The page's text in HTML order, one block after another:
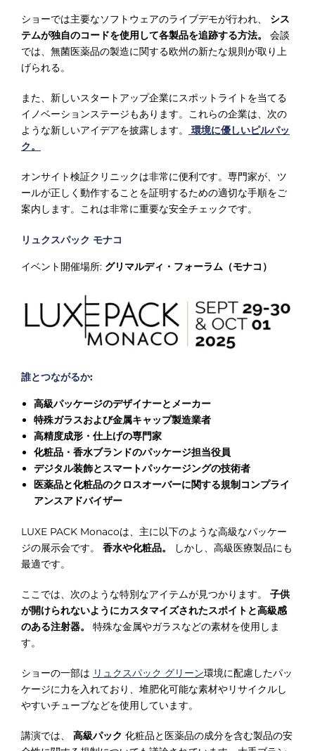
ショーでは主要なソフトウェアのライブデモが行われ、 シス
テムが独自のコードを使用して各製品を追跡する方法。
会談
では、無菌医薬品の製造に関する欧州の新たな規則が取り上
げられる。
また、新しいスタートアップ企業にスポットライトを当てる
イノベーションステージもあります。これらの企業は、次の
ような新しいアイデアを披露します。
環境に優しいピルパッ
ク。
オンサイト検証クリニックは非常に便利です。専門家が、ツ
ールが正しく動作することを証明するための適切な手順をご
案内します。これは非常に重要な安全チェックです。
リュクスパック モナコ
イベント開催場所: グリマルディ・フォーラム（モナコ）
誰とつながるか:
高級パッケージのデザイナーとメーカー
特殊ガラスおよび金属キャップ製造業者
高精度成形・仕上げの専門家
化粧品・香水ブランドのパッケージ担当役員
デジタル装飾とスマートパッケージングの技術者
医薬品と化粧品のクロスオーバーに関する規制コンプライ
アンスアドバイザー
LUXE PACK Monacoは、主に以下のような高級なパッケー
ジの展示会です。 香水や化粧品。
しかし、高級医療製品にも
最適です。
ここでは、次のような特別なアイテムが見つかります。 子供
が開けられないようにカスタマイズされたスポイトと高級感
のある注射器。
特殊な金属やガラスなどの素材を使用しま
す。
ショーの一部は リュクスパック グリーン環境に配慮したパッ
ケージに力を入れており、堆肥化可能な素材やリサイクルし
やすいチューブなどを使用しています。
講演では、 高級パック 化粧品と医薬品の成分を含む製品の安